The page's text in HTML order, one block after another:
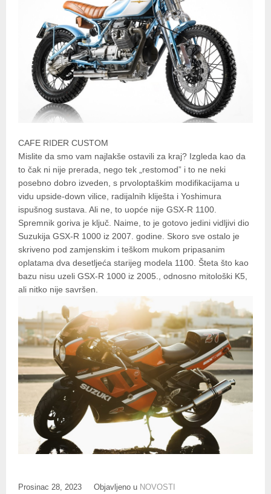
CAFE RIDER CUSTOM
Mislite da smo vam najlakše ostavili za kraj? Izgleda kao da
to čak ni nije prerada, nego tek „restomod” i to ne neki
posebno dobro izveden, s prvoloptaškim modifikacijama u
vidu upside-down vilice, radijalnih kliješta i Yoshimura
ispušnog sustava. Ali ne, to uopće nije GSX-R 1100.
Spremnik goriva je ključ. Naime, to je gotovo jedini vidljivi dio
Suzukija GSX-R 1000 iz 2007. godine. Skoro sve ostalo je
skriveno pod zamjenskim i teškom mukom pripasanim
oplatama dva desetljeća starijeg modela 1100. Šteta što kao
bazu nisu uzeli GSX-R 1000 iz 2005., odnosno mitološki K5,
ali nitko nije savršen.
Prosinac 28, 2023 Objavljeno u NOVOSTI